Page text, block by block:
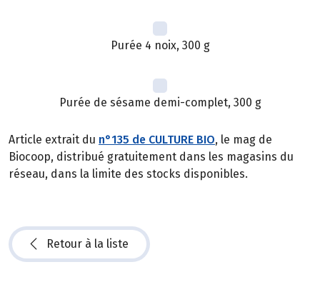
Purée 4 noix, 300 g
Purée de sésame demi-complet, 300 g
Article extrait du n°135 de CULTURE BIO, le mag de
Biocoop, distribué gratuitement dans les magasins du
réseau, dans la limite des stocks disponibles.
Retour à la liste